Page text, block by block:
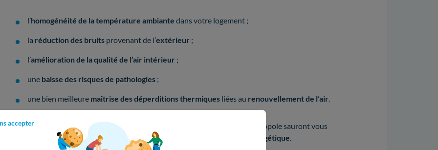
accepter
l’homogénéité de la température ambiante dans votre logement ;
la réduction des bruits provenant de l’extérieur ;
l’amélioration de la qualité de l’air intérieur ;
une baisse des risques de pathologies ;
une bien meilleure maîtrise des déperditions thermiques liées au renouvellement de l’air.
Selon vos et vos envies, les Conseillers de Ma Rénov Bordeaux Métropole sauront vous
recommander destravaux pertinents pour votre projet de rénovation énergétique.